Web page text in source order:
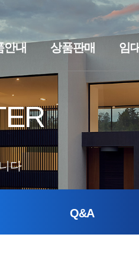
안내
하우스·전원주택 기숙사·사무실
상품판매
세컨하우스·전원주택
임
임
다
Q&A